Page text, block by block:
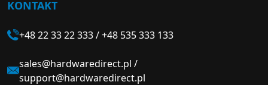
KONTAKT
+48 22 33 22 333/+48 535 333 133
sales@hardwaredirect.pl /
support@hardwaredirect.pl